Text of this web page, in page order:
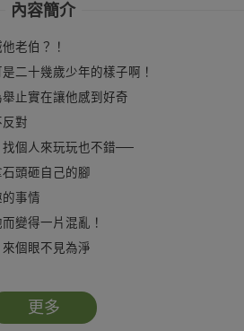
內容簡介
老伯？！
二十幾歲少年的樣子啊！
止實在讓他感到好奇
對
找個人來玩玩也不錯──
頭砸自己的腳
事情
變得一片混亂！
個眼不見為淨
他會對她負起責任的
要到尼姑庵長伴青燈古佛……
更多